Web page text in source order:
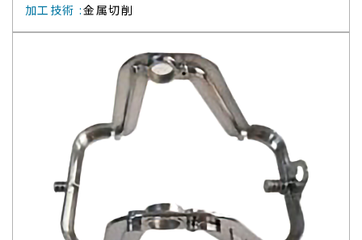
加工技術 :金属切削